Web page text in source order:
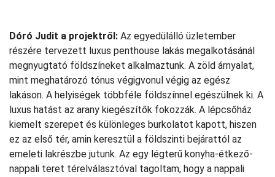
Dóró Judit a projektről: Az egyedülálló üzletember
részére tervezett luxus penthouse lakás megalkotásánál
megnyugtató földszíneket alkalmaztunk. A zöld árnyalat,
mint meghatározó tónus végigvonul végig az egész
lakáson. A helyiségek többféle földszínnel egészülnek ki. A
luxus hatást az arany kiegészítők fokozzák. A lépcsőház
kiemelt szerepet és különleges burkolatot kapott, hiszen
ez az első tér, amin keresztül a földszinti bejárattól az
emeleti lakrészbe jutunk. Az egy légterű konyha-étkező-
nappali teret térelválasztóval tagoltam, hogy a nappali